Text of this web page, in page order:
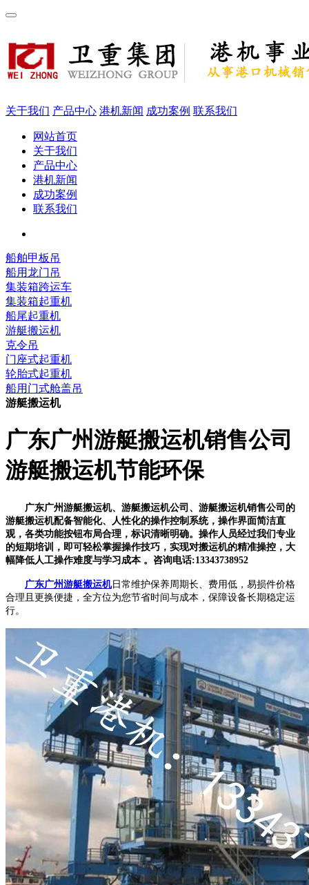
关于我们 产品中心 港机新闻 成功案例 联系我们
网站首页
关于我们
产品中心
港机新闻
成功案例
联系我们
船舶甲板吊
船用龙门吊
集装箱跨运车
集装箱起重机
船尾起重机
游艇搬运机
克令吊
门座式起重机
轮胎式起重机
船用门式舱盖吊
游艇搬运机
广东广州游艇搬运机销售公司
游艇搬运机节能环保
广东广州游艇搬运机、游艇搬运机公司、游艇搬运机销售公司的
游艇搬运机配备智能化、人性化的操作控制系统，操作界面简洁直
观，各类功能按钮布局合理，标识清晰明确。操作人员经过我们专业
的短期培训，即可轻松掌握操作技巧，实现对搬运机的精准操控，大
幅降低人工操作难度与学习成本 。咨询电话:13343738952
广东广州游艇搬运机日常维护保养周期长、费用低，易损件价格
合理且更换便捷，全方位为您节省时间与成本，保障设备长期稳定运
行。